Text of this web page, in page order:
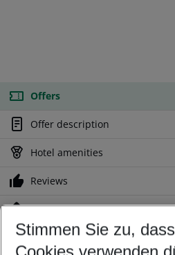
Offers
Offer description
Hotel amenities
Reviews
Location
Customize your offer
Stimmen Sie zu,